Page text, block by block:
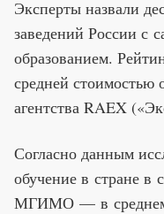
Эксперты назвали
заведений России с
образованием.
средней стоимостью
агентства RAEX («
Согласно данным
обучение в стране в
МГИМО — в